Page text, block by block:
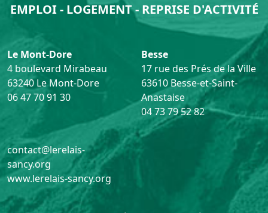
EMPLOI - LOGEMENT - REPRISE D'ACTIVITÉ
Le Mont-Dore
4 boulevard Mirabeau
63240 Le Mont-Dore
06 47 70 91 30
Besse
17 rue des Prés de la Ville
63610 Besse-et-Saint-
Anastaise
04 73 79 52 82
contact@lerelais-
sancy.org
www.lerelais-sancy.org